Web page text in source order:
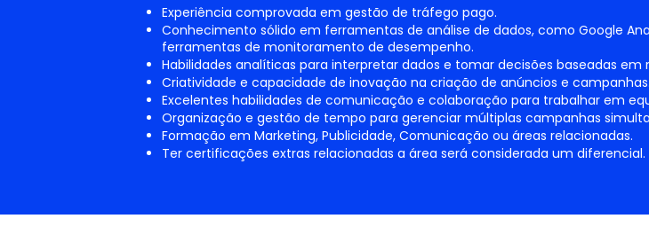
Experiência comprovada em gestão de tráfego pago.
Conhecimento sólido em ferramentas de análise de dados, como Google
ferramentas de monitoramento de desempenho.
Habilidades analíticas para interpretar dados e tomar decisões baseadas em
Criatividade e capacidade de inovação na criação de anúncios e campanhas.
Excelentes habilidades de comunicação e colaboração para trabalhar em
Organização e gestão de tempo para gerenciar múltiplas campanhas
Formação em Marketing, Publicidade, Comunicação ou áreas relacionadas.
Ter certificações extras relacionadas a área será considerada um diferencial.